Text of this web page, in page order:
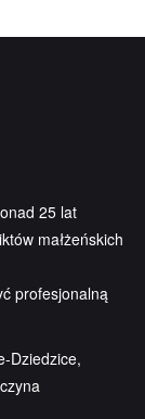
25 lat
małżeńskich
profesjonalną
Dziedzice,